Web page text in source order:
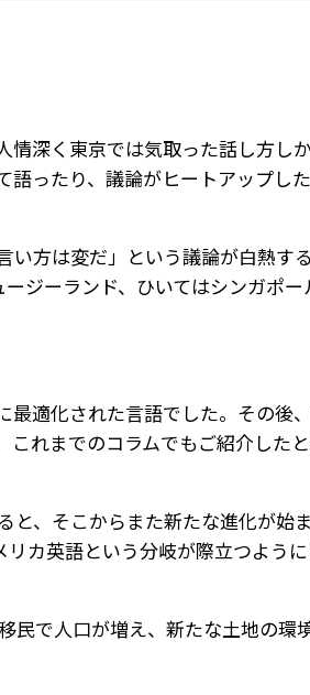
情深く東京では気取った話し方し
ったり、議論がヒートアップし
い方は変だ」という議論が白熱す
ジーランド、ひいてはシンガポー
最適化された言語でした。その後
れまでのコラムでもご紹介した
と、そこからまた新たな進化が始
カ英語という分岐が際立つよう
民で人口が増え、新たな土地の環